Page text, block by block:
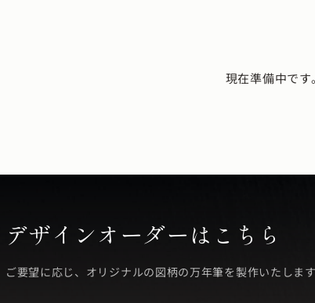
現在準備中です
デザインオーダーはこちら
ご要望に応じ、オリジナルの図柄の万年筆を製作いたしま